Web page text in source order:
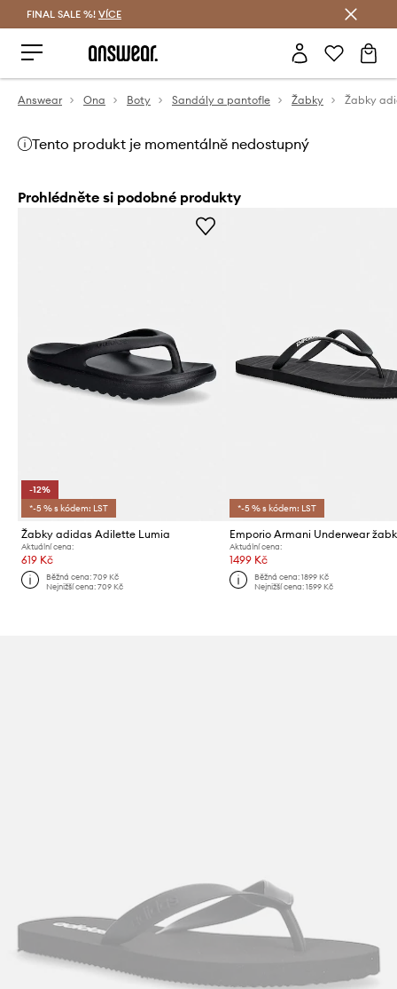
FINAL SALE %! VÍCE
Answear Ona Boty Sandály a pantofle Žabky Žabky
Tento produkt je momentálně nedostupný
Prohlédněte si podobné produkty
-12%
*-5 % s kódem: LST
Žabky adidas Adilette Lumia
Aktuální cena:
619 Kč
Běžná cena:709 Kč
Nejnižší cena:709 Kč
*-5 % s kódem: LST
Emporio Armani Underwear
Aktuální cena:
1499 Kč
Běžná cena: 1899 Kč
Nejnižší cena: 1599 Kč